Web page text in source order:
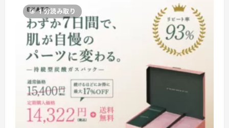
つ
い
て
さ
ら
に
読
む
ク
リ
ー
ム】
株
式
会
社
リ
ブ
ル・
は
た
ら
く
男
性
1 分読み取り